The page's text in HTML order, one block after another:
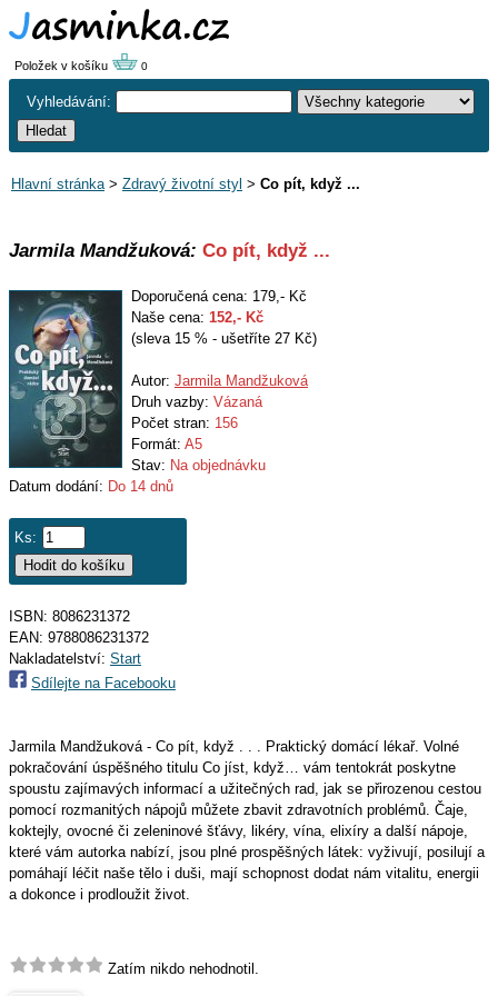
Položek v košíku 0
Vyhledávání:
Hlavní stránka> Zdravý životní styl > Co pít, když ...
Jarmila Mandžuková: Co pít, když ...
Doporučená cena: 179,- Kč
Naše cena: 152,- Kč
(sleva 15 % - ušetříte 27 Kč)
Autor: Jarmila Mandžuková
Druh vazby: Vázaná
Počet stran: 156
Formát: A5
Stav: Na objednávku
Datum dodání: Do 14 dnů
Ks:
ISBN: 8086231372
EAN: 9788086231372
Nakladatelství: Start
Sdílejte na Facebooku
Jarmila Mandžuková - Co pít, když . . . Praktický domácí lékař. Volné
pokračování úspěšného titulu Co jíst, když… vám tentokrát poskytne
spoustu zajímavých informací a užitečných rad, jak se přirozenou cestou
pomocí rozmanitých nápojů můžete zbavit zdravotních problémů. Čaje,
koktejly, ovocné či zeleninové šťávy, likéry, vína, elixíry a další nápoje,
které vám autorka nabízí, jsou plné prospěšných látek: vyživují, posilují a
pomáhají léčit naše tělo i duši, mají schopnost dodat nám vitalitu, energii
a dokonce i prodloužit život.
Zatím nikdo nehodnotil.